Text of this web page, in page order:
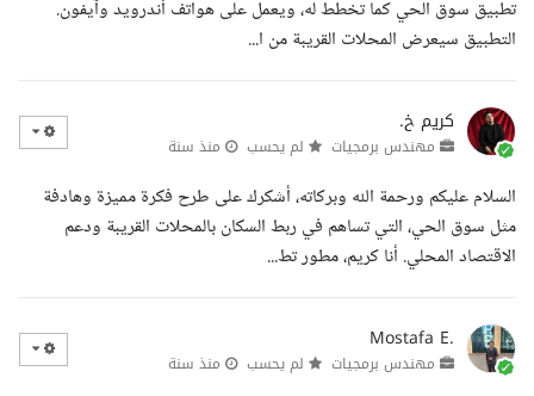
تطبيق سوق الحي كما تخطط له، ويعمل على هواتف أندرويد وآيفون.
التطبيق سيعرض المحلات القريبة من ا...
كريم خ.
مهندس برمجيات لم يحسب منذ سنة
السلام عليكم ورحمة الله وبركاته، أشكرك على طرح فكرة مميزة وهادفة
مثل سوق الحي، التي تساهم في ربط السكان بالمحلات القريبة ودعم
الاقتصاد المحلي. أنا كريم، مطور تط...
Mostafa E.
مهندس برمجيات لم يحسب منذ سنة